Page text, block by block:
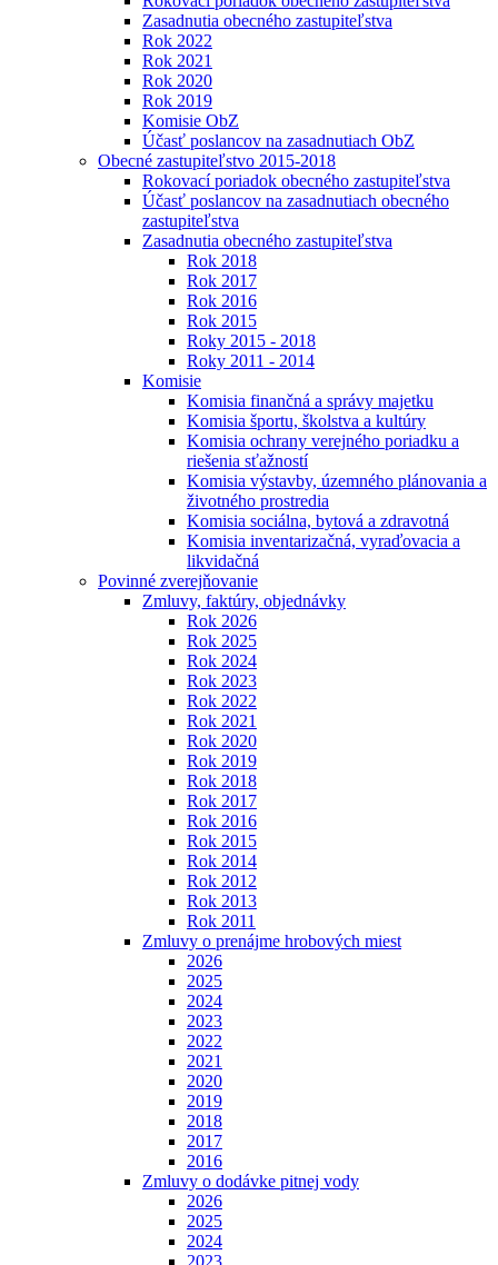
Zasadnutia obecného zastupiteľstva
Rok 2022
Rok 2021
Rok 2020
Rok 2019
Komisie ObZ
Účasť poslancov na zasadnutiach ObZ
Obecné zastupiteľstvo 2015-2018
Rokovací poriadok obecného zastupiteľstva
Účasť poslancov na zasadnutiach obecného
zastupiteľstva
Zasadnutia obecného zastupiteľstva
Rok 2018
Rok 2017
Rok 2016
Rok 2015
Roky 2015 - 2018
Roky 2011 - 2014
Komisie
Komisia finančná a správy majetku
Komisia športu, školstva a kultúry
Komisia ochrany verejného poriadku a
riešenia sťažností
Komisia výstavby, územného plánovania a
životného prostredia
Komisia sociálna, bytová a zdravotná
Komisia inventarizačná, vyraďovacia a
likvidačná
Povinné zverejňovanie
Zmluvy, faktúry, objednávky
Rok 2026
Rok 2025
Rok 2024
Rok 2023
Rok 2022
Rok 2021
Rok 2020
Rok 2019
Rok 2018
Rok 2017
Rok 2016
Rok 2015
Rok 2014
Rok 2012
Rok 2013
Rok 2011
Zmluvy o prenájme hrobových miest
2026
2025
2024
2023
2022
2021
2020
2019
2018
2017
2016
Zmluvy o dodávke pitnej vody
2026
2025
2024
2023